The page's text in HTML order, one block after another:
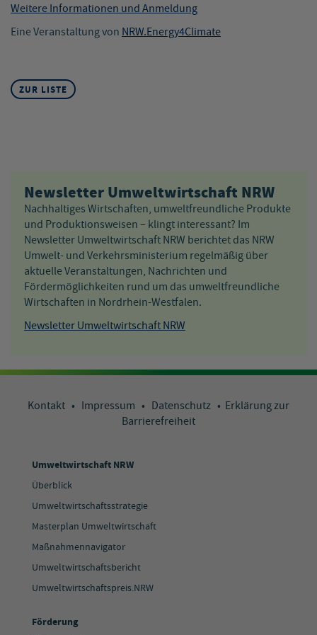
Weitere Informationen und Anmeldung
Eine Veranstaltung von NRW.Energy4Climate
ZUR LISTE
Newsletter Umweltwirtschaft NRW
Nachhaltiges Wirtschaften, umweltfreundliche Produkte
und Produktionsweisen – klingt interessant? Im
Newsletter Umweltwirtschaft NRW berichtet das NRW
Umwelt- und Verkehrsministerium regelmäßig über
aktuelle Veranstaltungen, Nachrichten und
Fördermöglichkeiten rund um das umweltfreundliche
Wirtschaften in Nordrhein-Westfalen.
Newsletter Umweltwirtschaft NRW
Kontakt • Impressum • Datenschutz • Erklärung zur
Barrierefreiheit
Umweltwirtschaft NRW
Überblick
Umweltwirtschaftsstrategie
Masterplan Umweltwirtschaft
Maßnahmennavigator
Umweltwirtschaftsbericht
Umweltwirtschaftspreis.NRW
Förderung